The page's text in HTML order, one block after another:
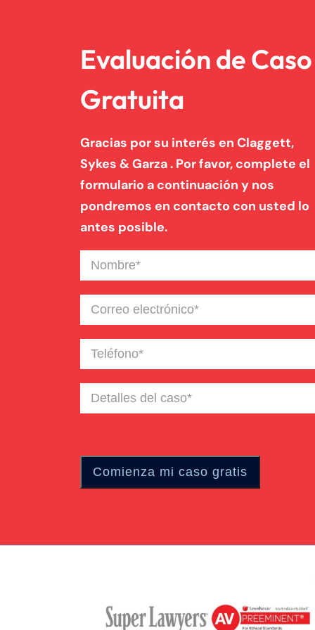
Evaluación de Caso
Gratuita
Gracias por su interés en Claggett,
Sykes & Garza . Por favor, complete el
formulario a continuación y nos
pondremos en contacto con usted lo
antes posible.
Nombre(Required)
Correo
electrónico(Required)
Teléfono(Required)
Detalles
del